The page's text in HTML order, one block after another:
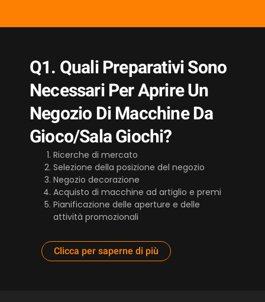
Q1. Quali Preparativi Sono
Necessari Per Aprire Un
Negozio Di Macchine Da
Gioco/sala Giochi?
Ricerche di mercato
Selezione della posizione del negozio
Negozio decorazione
Acquisto di macchine ad artiglio e premi
Pianificazione delle aperture e delle
attività promozionali
Clicca per saperne di più